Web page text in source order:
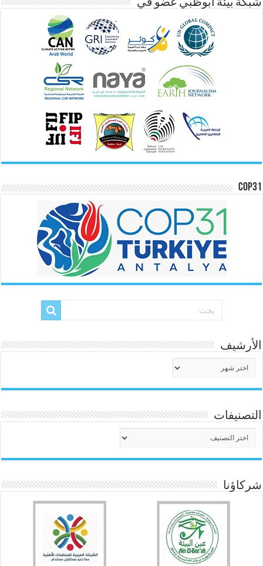
شبكة بيئة ابوظبي عضو في
COP31
الأرشيف
التصنيفات
شركاؤنا